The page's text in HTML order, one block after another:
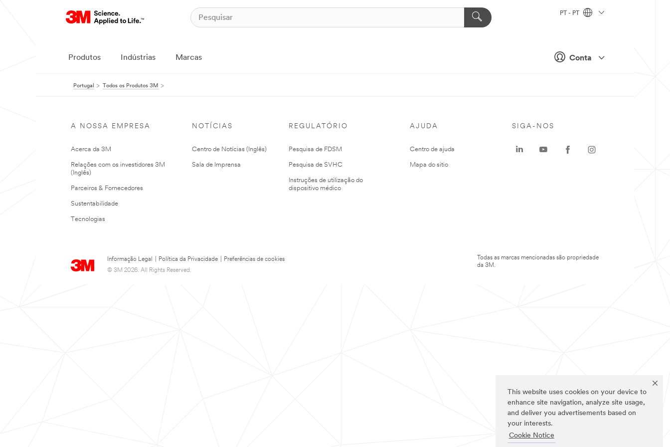
This website uses cookies on your device to
enhance site navigation, analyze site usage,
and deliver you advertisements based on
your interests.
Cookie Notice
Conta
PT - PT
Produtos Indústrias Marcas
Portugal Todos os Produtos 3M
A NOSSA EMPRESA
Acerca da 3M
Relações com os investidores 3M
(Inglês)
Parceiros & Fornecedores
Sustentabilidade
Tecnologias
NOTÍCIAS
Centro de Notícias (Inglês)
Sala de Imprensa
REGULATÓRIO
Pesquisa de FDSM
Pesquisa de SVHC
Instruções de utilização do
dispositivo médico
AJUDA
Centro de ajuda
Mapa do sitio
Informação Legal Política da Privacidade
Preferências de cookies
© 3M 2026. All Rights Reserved.
SIGA-NOS
Todas as marcas mencionadas são propriedade
da 3M.